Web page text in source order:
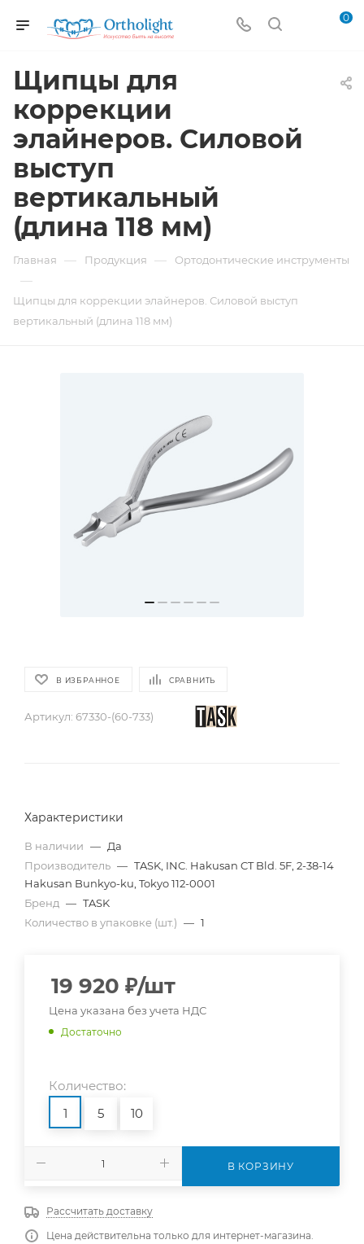
0
Щипцы для
коррекции
элайнеров. Силовой
выступ
вертикальный
(длина 118 мм)
Главная — Продукция — Ортодонтические инструменты
—
Щипцы для коррекции элайнеров. Силовой выступ
вертикальный (длина 118 мм)
В ИЗБРАННОЕ СРАВНИТЬ
Артикул: 67330-(60-733)
Характеристики
В наличии — Да
Производитель — TASK, INC. Hakusan CT Bld. 5F, 2-38-14
Hakusan Bunkyo-ku, Tokyo 112-0001
Бренд — TASK
Количество в упаковке (шт.) — 1
19 920 ₽/шт
Цена указана без учета НДС
Достаточно
Количество:
1
5 10
В КОРЗИНУ
Рассчитать доставку
Цена действительна только для интернет-магазина.